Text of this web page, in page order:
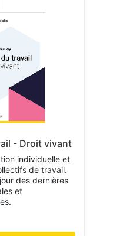
- Droit vivant
individuelle et
de travail.
des dernières
et